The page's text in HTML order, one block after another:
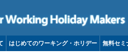
はじめてのワーキング・ホリデー 無料セミ